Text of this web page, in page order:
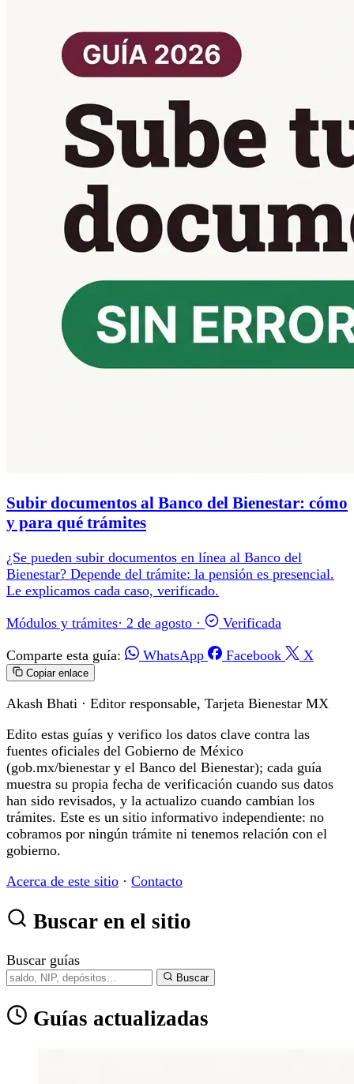
Subir documentos al Banco del Bienestar: cómo
y para qué trámites
¿Se pueden subir documentos en línea al Banco del
Bienestar? Depende del trámite: la pensión es presencial.
Le explicamos cada caso, verificado.
Módulos y trámites· 2 de agosto · Verificada
Comparte esta guía: WhatsApp Facebook X
Copiar enlace
Akash Bhati · Editor responsable, Tarjeta Bienestar MX
Edito estas guías y verifico los datos clave contra las
fuentes oficiales del Gobierno de México
(gob.mx/bienestar y el Banco del Bienestar); cada guía
muestra su propia fecha de verificación cuando sus datos
han sido revisados, y la actualizo cuando cambian los
trámites. Este es un sitio informativo independiente: no
cobramos por ningún trámite ni tenemos relación con el
gobierno.
Acerca de este sitio · Contacto
Buscar en el sitio
Buscar guías
Buscar
Guías actualizadas